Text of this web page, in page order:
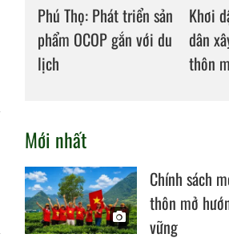
Phú Thọ: Phát triển sản
phẩm OCOP gắn với du
lịch
Khơi
dân
thôn
Mới nhất
Chính sách
thôn mở
vững